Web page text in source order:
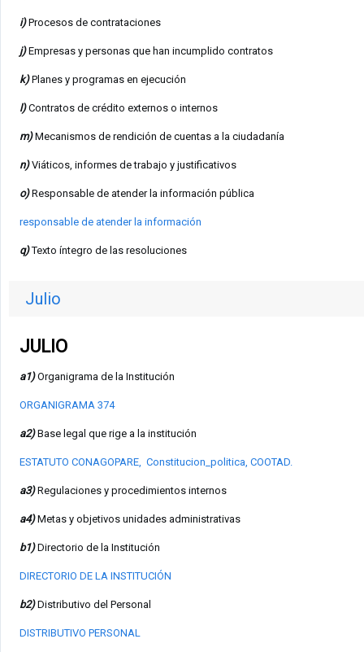
i) Procesos de contrataciones
j) Empresas y personas que han incumplido contratos
k) Planes y programas en ejecución
l) Contratos de crédito externos o internos
m)Mecanismos de rendición de cuentas a la ciudadanía
n)Viáticos, informes de trabajo y justificativos
o)Responsable de atender la información pública
responsable de atender la información
q) Texto íntegro de las resoluciones
Julio
JULIO
a1) Organigrama de la Institución
ORGANIGRAMA 374
a2) Base legal que rige a la institución
ESTATUTO CONAGOPARE, Constitucion_politica, COOTAD.
a3)Regulaciones y procedimientos internos
a4)Metas y objetivos unidades administrativas
b1)Directorio de la Institución
DIRECTORIO DE LA INSTITUCIÓN
b2)Distributivo del Personal
DISTRIBUTIVO PERSONAL